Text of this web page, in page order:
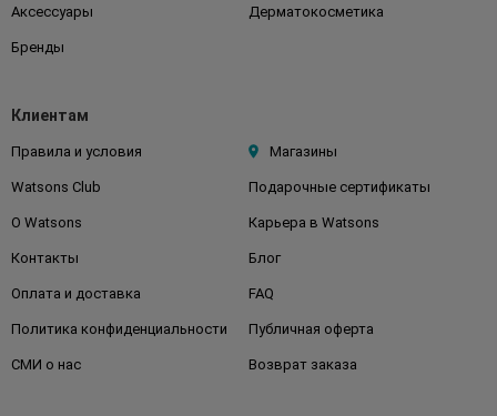
Аксессуары Дерматокосметика
Бренды
Клиентам
Правила и условия Магазины
Watsons Club Подарочные сертификаты
О Watsons Карьера в Watsons
Контакты Блог
Оплата и доставка FAQ
Политика конфиденциальности Публичная оферта
СМИ о нас Возврат заказа